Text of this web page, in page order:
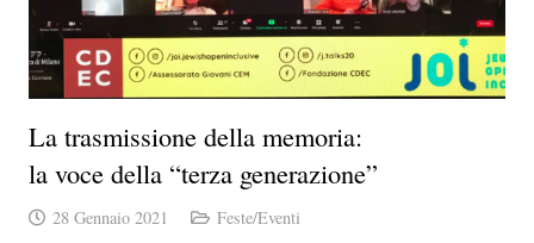
La trasmissione della memoria:
la voce della “terza generazione”
28 Gennaio 2021 Feste/Eventi